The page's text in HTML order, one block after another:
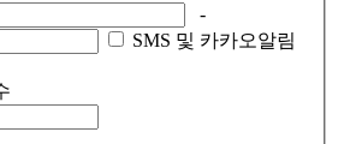
-
SMS 및 카카오알림